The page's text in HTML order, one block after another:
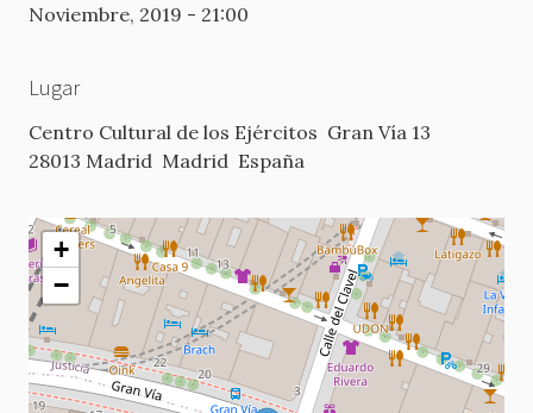
Noviembre, 2019 - 21:00
Lugar
Centro Cultural de los Ejércitos Gran Vía 13
28013 Madrid Madrid España
+
−